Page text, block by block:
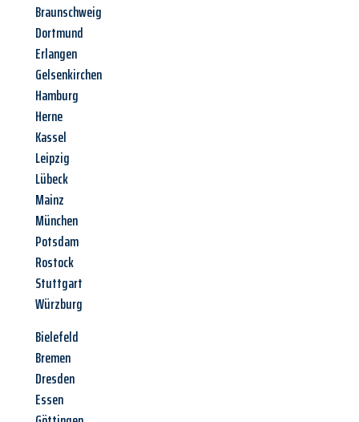
Braunschweig
Dortmund
Erlangen
Gelsenkirchen
Hamburg
Herne
Kassel
Leipzig
Lübeck
Mainz
München
Potsdam
Rostock
Stuttgart
Würzburg
Bielefeld
Bremen
Dresden
Essen